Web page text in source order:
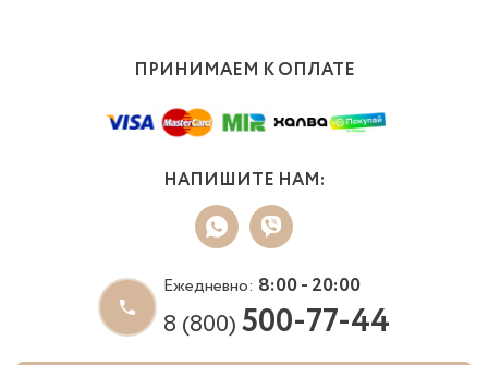
ПРИНИМАЕМ К ОПЛАТЕ
НАПИШИТЕ НАМ:
Ежедневно: 8:00 - 20:00
8 (800)500-77-44